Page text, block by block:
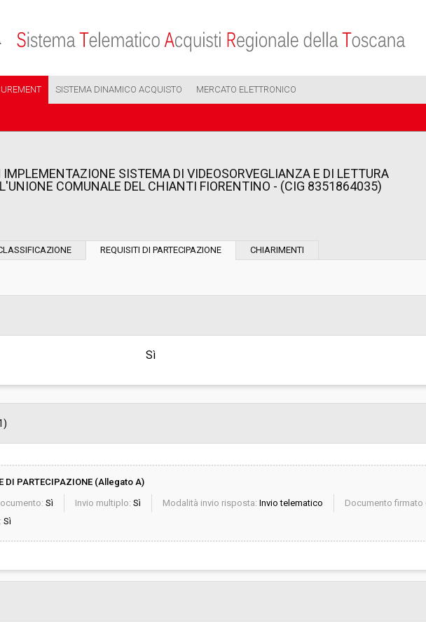
SISTEMA DINAMICO ACQUISTO MERCATO ELETTRONICO
IMPLEMENTAZIONE SISTEMA DI VIDEOSORVEGLIANZA E DI LETTURA
COMUNALE DEL CHIANTI FIORENTINO - (CIG 8351864035)
REQUISITI DI PARTECIPAZIONE CHIARIMENTI
Sì
DI PARTECIPAZIONE (Allegato A)
Sì Invio multiplo: Sì Modalità invio risposta: Invio telematico Documento firmato
Sì